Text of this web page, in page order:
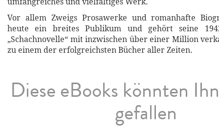
Vor allem Zweigs Prosawerke und romanhafte
heute ein breites Publikum und gehört seine
„Schachnovelle“ mit inzwischen über einer Million
zu einem der erfolgreichsten Bücher aller Zeiten.
Diese eBooks könnten
gefallen